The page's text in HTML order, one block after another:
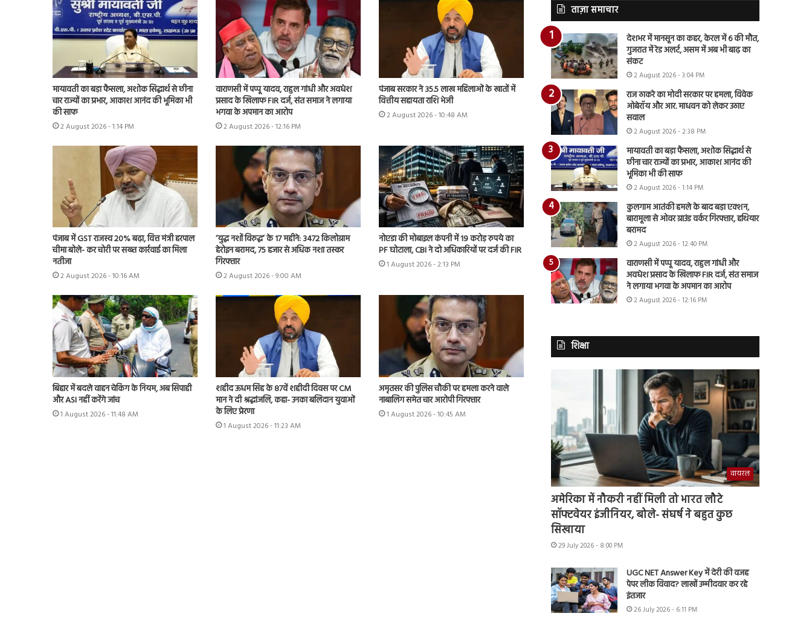
मायावती का बड़ा फैसला, अशोक सिद्धार्थ से छीना
चार राज्यों का प्रभार, आकाश आनंद की भूमिका भी
की साफ
2 August 2026 - 1:14 PM
वाराणसी में पप्पू यादव, राहुल गांधी और अवधेश
प्रसाद के खिलाफ FIR दर्ज, संत समाज ने लगाया
भगवा के अपमान का आरोप
2 August 2026 - 12:16 PM
पंजाब सरकार ने 35.5 लाख महिलाओं के खातों में
वित्तीय सहायता राशि भेजी
2 August 2026 - 10:48 AM
पंजाब में GST राजस्व 20% बढ़ा, वित्त मंत्री हरपाल
चीमा बोले- कर चोरी पर सख्त कार्रवाई का मिला
नतीजा
2 August 2026 - 10:16 AM
‘युद्ध नशों विरुद्ध’ के 17 महीने: 3472 किलोग्राम
हेरोइन बरामद, 75 हजार से अधिक नशा तस्कर
गिरफ्तार
2 August 2026 - 9:00 AM
नोएडा की मोबाइल कंपनी में 19 करोड़ रुपये का
PF घोटाला, CBI ने दो अधिकारियों पर दर्ज की FIR
1 August 2026 - 2:13 PM
बिहार में बदले वाहन चेकिंग के नियम, अब सिपाही
और ASI नहीं करेंगे जांच
1 August 2026 - 11:48 AM
शहीद ऊधम सिंह के 87वें शहीदी दिवस पर CM
मान ने दी श्रद्धांजलि, कहा- उनका बलिदान युवाओं
के लिए प्रेरणा
1 August 2026 - 11:23 AM
अमृतसर की पुलिस चौकी पर हमला करने वाले
नाबालिग समेत चार आरोपी गिरफ्तार
1 August 2026 - 10:45 AM
ताज़ा समाचार
देशभर में मानसून का कहर, केरल में 6 की मौत,
गुजरात में रेड अलर्ट, असम में अब भी बाढ़ का
संकट
2 August 2026 - 3:04 PM
राज ठाकरे का मोदी सरकार पर हमला, विवेक
ओबेरॉय और आर. माधवन को लेकर उठाए
सवाल
2 August 2026 - 2:38 PM
मायावती का बड़ा फैसला, अशोक सिद्धार्थ से
छीना चार राज्यों का प्रभार, आकाश आनंद की
भूमिका भी की साफ
2 August 2026 - 1:14 PM
कुलगाम आतंकी हमले के बाद बड़ा एक्शन,
बारामूला से ओवर ग्राउंड वर्कर गिरफ्तार, हथियार
बरामद
2 August 2026 - 12:40 PM
वाराणसी में पप्पू यादव, राहुल गांधी और
अवधेश प्रसाद के खिलाफ FIR दर्ज, संत समाज
ने लगाया भगवा के अपमान का आरोप
2 August 2026 - 12:16 PM
शिक्षा
वायरल
अमेरिका में नौकरी नहीं मिली तो भारत लौटे
सॉफ्टवेयर इंजीनियर, बोले- संघर्ष ने बहुत कुछ
सिखाया
29 July 2026 - 8:00 PM
UGC NET Answer Key में देरी की वजह
पेपर लीक विवाद? लाखों उम्मीदवार कर रहे
इंतजार
26 July 2026 - 6:11 PM